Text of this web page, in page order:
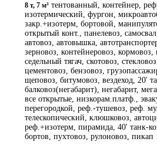
8 т, 7 м³ тентованный, контейнер,
изотермический, фургон,
закр.+изотерм, бортовой,
открытый конт., панелевоз,
автовоз, автовышка,
зерновоз, контейнеровоз, кормовоз,
седельный тягач, скотовоз,
цементовоз, бензовоз,
щеповоз, битумовоз, вездеход, 20'
балковоз(негабарит), негабарит,
все открытые, низкорам.платф.,
перегородкой, реф.-тушевоз, реф.
телескопический, клюшковоз,
реф.+изотерм, пирамида, 40' танк-
бортов, пухтовоз, рулоновоз, пикап